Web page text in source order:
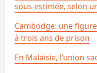
sous-estimée, selon
Cambodge: une
à trois ans de prison
En Malaisie, l’union